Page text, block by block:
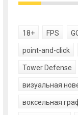
18+ FPS
point-and-click
Tower Defense
визуальная
воксельная